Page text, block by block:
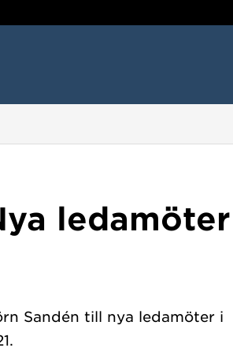
ledamöter
Sandén till nya ledamöter i